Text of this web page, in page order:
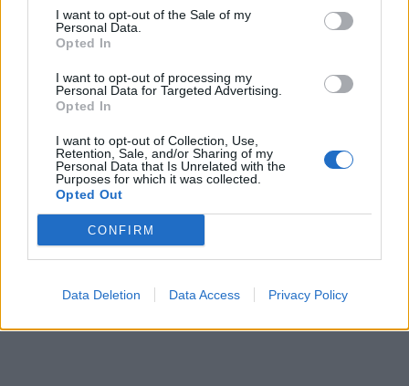
I want to opt-out of the Sale of my
Personal Data.
Opted In
I want to opt-out of processing my
Personal Data for Targeted Advertising.
Opted In
I want to opt-out of Collection, Use,
Retention, Sale, and/or Sharing of my
Personal Data that Is Unrelated with the
Purposes for which it was collected.
Opted Out
CONFIRM
Data Deletion Data Access Privacy Policy